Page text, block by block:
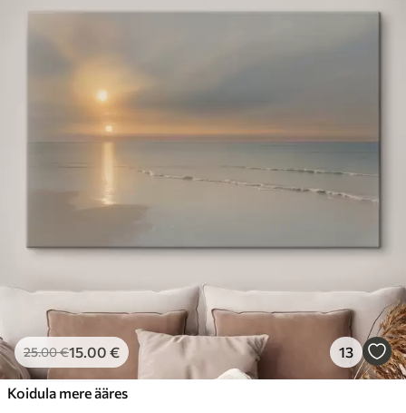
25.00€15.00 € 13
Koidula mere ääres